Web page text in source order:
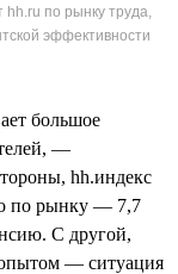
hh.ru по рынку труда,
эффективности
большое
—
hh.индекс
по рынку — 7,7
С другой,
опытом — ситуация